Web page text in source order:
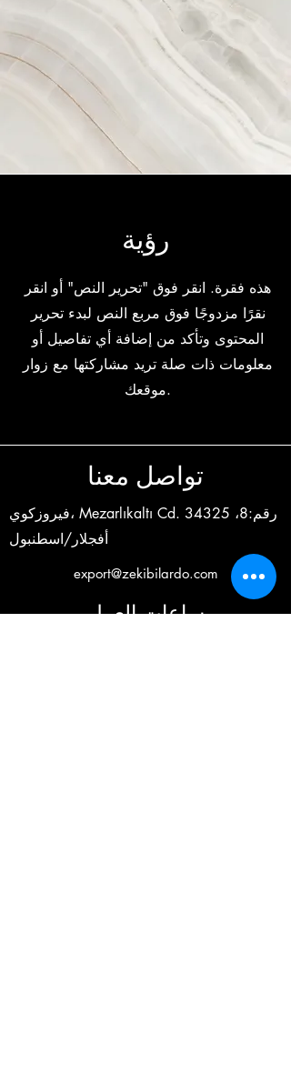
رؤية
هذه فقرة. انقر فوق "تحرير النص" أو انقر
نقرًا مزدوجًا فوق مربع النص لبدء تحرير
المحتوى وتأكد من إضافة أي تفاصيل أو
معلومات ذات صلة تريد مشاركتها مع زوار
موقعك.
تواصل معنا
فيروزكوي، Mezarlıkaltı Cd. رقم:8، 34325
أفجلار/اسطنبول
export@zekibilardo.com
ساعات العمل